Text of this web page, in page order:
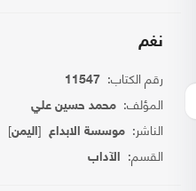
نغم
رقم الكتاب: 11547
المؤلف: محمد حسين علي
الناشر: موسسة الابداع [اليمن]
القسم: الآداب